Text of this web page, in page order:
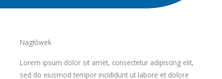
Nagłówek
Lorem ipsum dolor sit amet, consectetur adipiscing elit,
sed do eiusmod tempor incididunt ut labore et dolore